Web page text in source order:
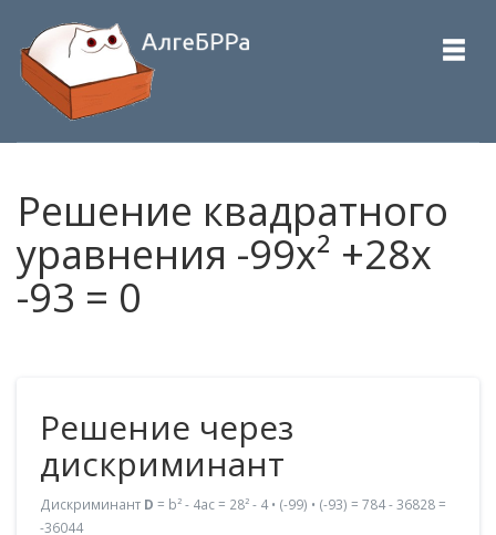
Решение квадратного
уравнения -99x² +28x
-93 = 0
Решение через
дискриминант
Дискриминант D = b² - 4ac = 28² - 4 • (-99) • (-93) = 784 - 36828 =
-36044